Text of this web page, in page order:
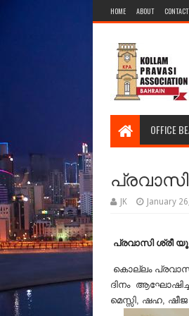
HOME ABOUT
OFFICE
JK January
പ്രവാസി ശ്രീ
കൊല്ലം
ദിനം
മെസ്സി, ഷഹ,